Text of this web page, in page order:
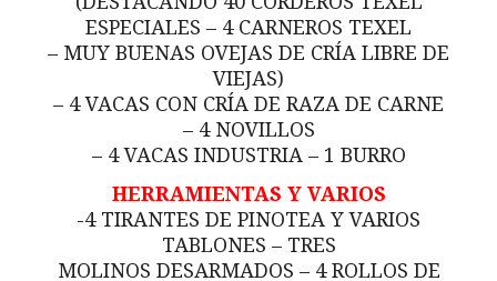
ESPECIALES – 4 CARNEROS TEXEL
– MUY BUENAS OVEJAS DE CRÍA LIBRE DE
VIEJAS)
– 4 VACAS CON CRÍA DE RAZA DE CARNE
– 4 NOVILLOS
– 4 VACAS INDUSTRIA – 1 BURRO
HERRAMIENTAS Y VARIOS
-4 TIRANTES DE PINOTEA Y VARIOS
TABLONES – TRES
MOLINOS DESARMADOS – 4 ROLLOS DE